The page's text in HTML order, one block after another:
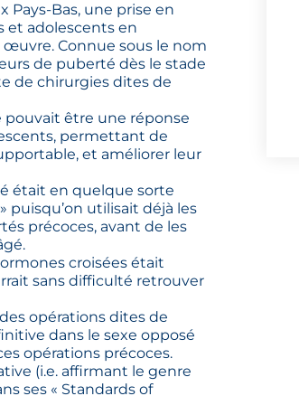
Pays-Bas, une prise en
et adolescents en
Connue sous le nom
de puberté dès le stade
de chirurgies dites de
pouvait être une réponse
permettant de
et améliorer leur
était en quelque sorte
puisqu’on utilisait déjà les
précoces, avant de les
croisées était
sans difficulté retrouver
opérations dites de
dans le sexe opposé
opérations précoces.
(i.e. affirmant le genre
ses « Standards of